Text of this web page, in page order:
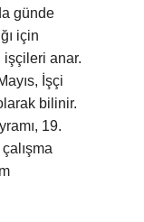
günde
için
anar.
İşçi
bilinir.
19.